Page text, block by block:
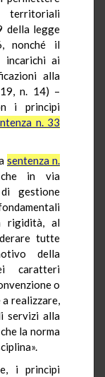
della legge
nonché il
incarichi ai
alla
n. 14) –
i princìpi
n. 33
sentenza n.
in via
gestione
rigidità, al
tutte
della
caratteri
o
a realizzare,
servizi alla
la norma
i princìpi